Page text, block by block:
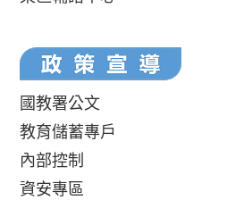
國教署公文
教育儲蓄專戶
內部控制
資安專區